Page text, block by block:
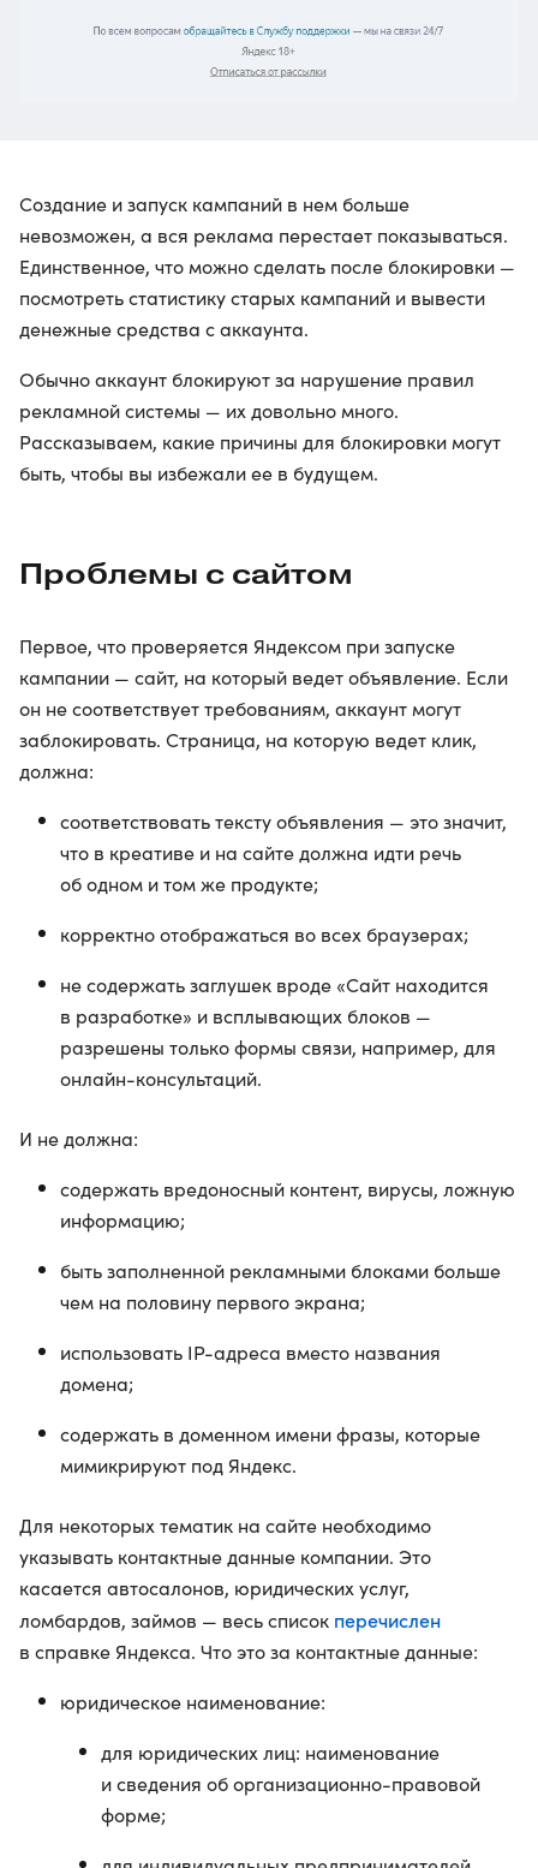
Создание и запуск кампаний в нем больше
невозможен, а вся реклама перестает показываться.
Единственное, что можно сделать после блокировки —
посмотреть статистику старых кампаний и вывести
денежные средства с аккаунта.
Обычно аккаунт блокируют за нарушение правил
рекламной системы — их довольно много.
Рассказываем, какие причины для блокировки могут
быть, чтобы вы избежали ее в будущем.
Проблемы с сайтом
Первое, что проверяется Яндексом при запуске
кампании — сайт, на который ведет объявление. Если
он не соответствует требованиям, аккаунт могут
заблокировать. Страница, на которую ведет клик,
должна:
соответствовать тексту объявления — это значит,
что в креативе и на сайте должна идти речь
об одном и том же продукте;
корректно отображаться во всех браузерах;
не содержать заглушек вроде «Сайт находится
в разработке» и всплывающих блоков —
разрешены только формы связи, например, для
онлайн-консультаций.
И не должна:
содержать вредоносный контент, вирусы, ложную
информацию;
быть заполненной рекламными блоками больше
чем на половину первого экрана;
использовать IP-адреса вместо названия
домена;
содержать в доменном имени фразы, которые
мимикрируют под Яндекс.
Для некоторых тематик на сайте необходимо
указывать контактные данные компании. Это
касается автосалонов, юридических услуг,
ломбардов, займов — весь список перечислен
в справке Яндекса. Что это за контактные данные:
юридическое наименование:
для юридических лиц: наименование
и сведения об организационно-правовой
форме;